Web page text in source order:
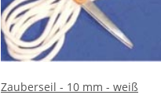
Zauberseil - 10 mm - weiß